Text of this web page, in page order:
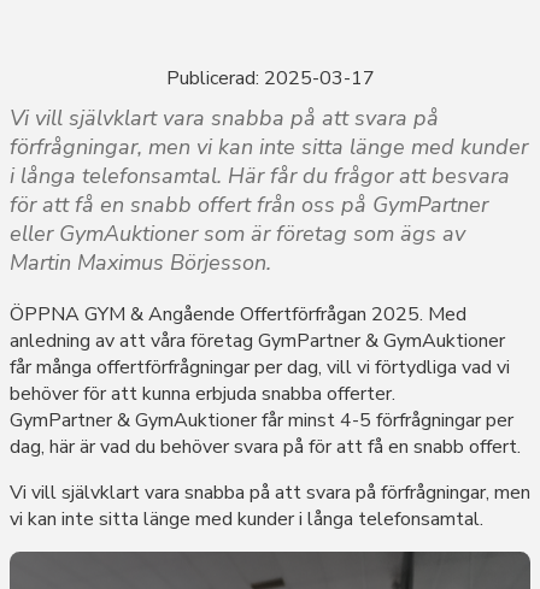
Publicerad: 2025-03-17
Vi vill självklart vara snabba på att svara på
förfrågningar, men vi kan inte sitta länge med kunder
i långa telefonsamtal. Här får du frågor att besvara
för att få en snabb offert från oss på GymPartner
eller GymAuktioner som är företag som ägs av
Martin Maximus Börjesson.
ÖPPNA GYM & Angående Offertförfrågan 2025. Med
anledning av att våra företag GymPartner & GymAuktioner
får många offertförfrågningar per dag, vill vi förtydliga vad vi
behöver för att kunna erbjuda snabba offerter.
GymPartner & GymAuktioner får minst 4-5 förfrågningar per
dag, här är vad du behöver svara på för att få en snabb offert.
Vi vill självklart vara snabba på att svara på förfrågningar, men
vi kan inte sitta länge med kunder i långa telefonsamtal.